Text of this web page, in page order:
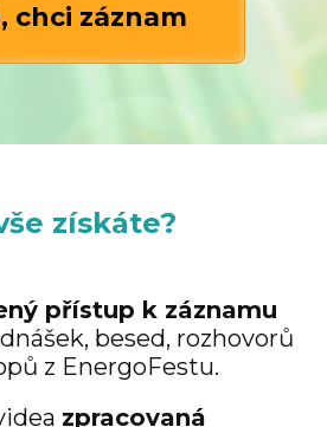
chci záznam
získáte?
přístup k záznamu
besed, rozhovorů
z EnergoFestu.
zpracovaná